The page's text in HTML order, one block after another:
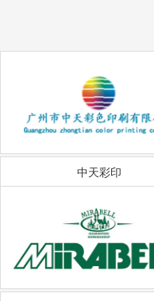
中天彩印